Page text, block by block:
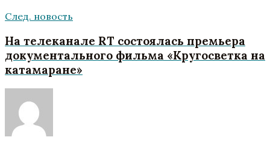
След. новость
На телеканале RT состоялась премьера
документального фильма «Кругосветка на
катамаране»